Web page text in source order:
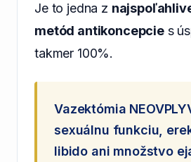
Je to jedna z
metód antikoncepcies
takmer 100%.
Vazektómia
sexuálnu funkciu,
libido ani množstvo